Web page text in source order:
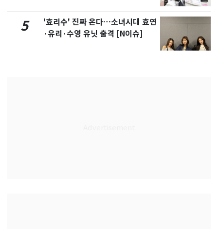
5
'효리수' 진짜 온다…소녀시대 효연
·유리·수영 유닛 출격 [N이슈]